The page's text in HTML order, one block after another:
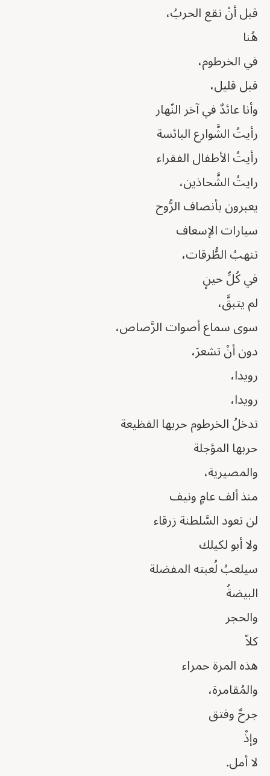
قبل أنْ تقع الحربُ،
هُنا
في الخرطوم،
قبل قليل،
وأنا عائدٌ في آخر النّهار
رأيتُ الشَّوارع البائسة
رأيتُ الأطفال الفقراء
رايتُ الشَّحاذين،
يعبرون بأنصاف الرُّوح
سيارات الإسعاف
تنهبُ الطُّرقات،
في كُلِّ حينٍ
لم يتبقَّ،
سوى سماع أصوات الرَّصاص،
دون أنْ تشعرَ،
رويدا،
رويدا،
تدخلُ الخرطوم حربها الفظيعة
حربها المؤجلة
والمصيرية،
منذ ألف عامٍ ونيف
لن تعود السَّلطنة زرقاء
ولا أبو لكيلك
سيلعبُ لُعبته المفضلة
البيضةُ
والحجر
كلاّ
هذه المرة حمراء
والمُقامرة،
جرحٌ وفتق
وإذْ
لا أمل.